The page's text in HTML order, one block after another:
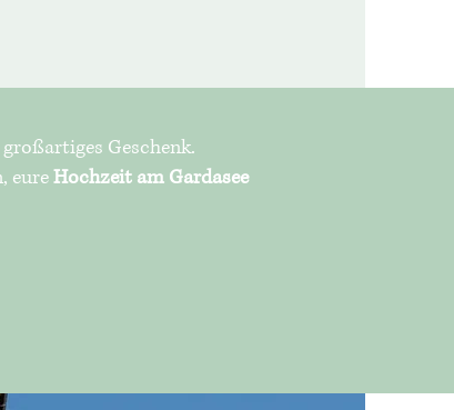
Geschenk.
eureHochzeit am Gardasee